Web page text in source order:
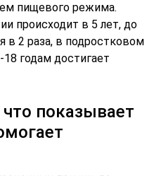
пищевого режима.
происходит в 5 лет, до
в 2 раза, в подростковом
годам достигает
показывает